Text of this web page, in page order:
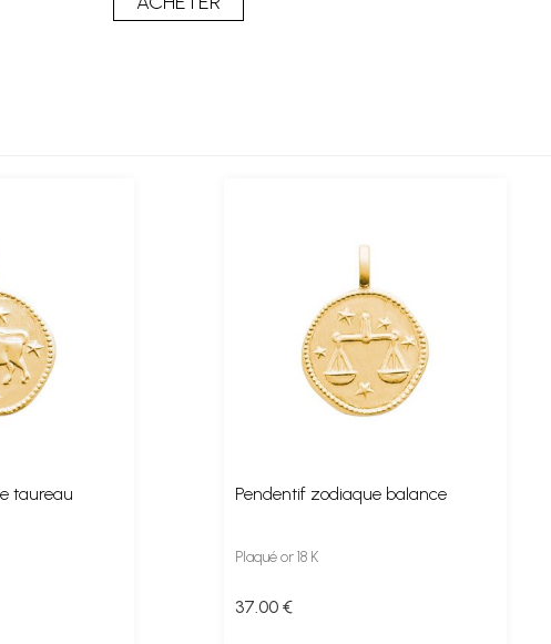
taureau Pendentif zodiaque balance
Plaqué or 18 K
37 .00 €